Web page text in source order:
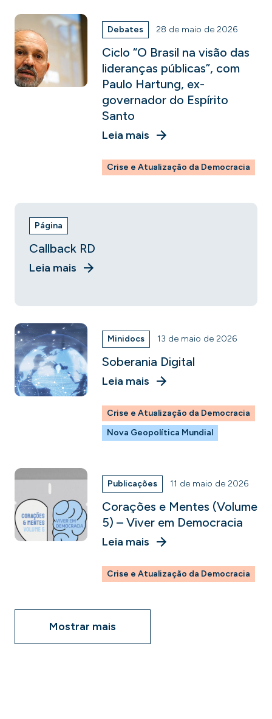
Debates 28 de maio de 2026
Ciclo “O Brasil na visão das
lideranças públicas”, com
Paulo Hartung, ex-
governador do Espírito
Santo
Leia mais
Crise e Atualização da Democracia
Página
Callback RD
Leia mais
Minidocs 13 de maio de 2026
Soberania Digital
Leia mais
Crise e Atualização da Democracia
Nova Geopolítica Mundial
Publicações 11 de maio de 2026
Corações e Mentes (Volume
5) – Viver em Democracia
Leia mais
Crise e Atualização da Democracia
Mostrar mais